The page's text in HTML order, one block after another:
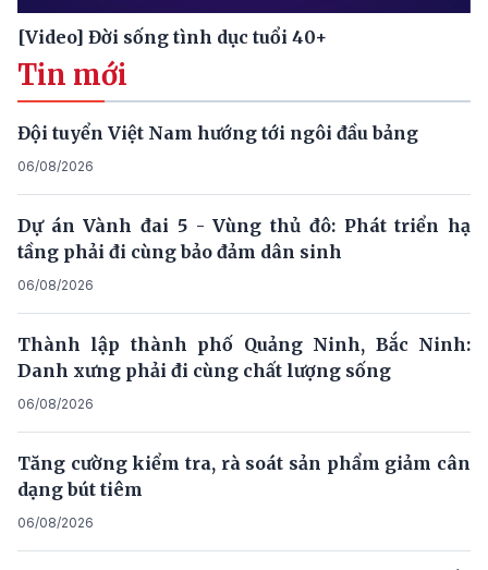
[Video] Đời sống tình dục tuổi 40+
Tin mới
Đội tuyển Việt Nam hướng tới ngôi đầu bảng
06/08/2026
Dự án Vành đai 5 - Vùng thủ đô: Phát triển hạ
tầng phải đi cùng bảo đảm dân sinh
06/08/2026
Thành lập thành phố Quảng Ninh, Bắc Ninh:
Danh xưng phải đi cùng chất lượng sống
06/08/2026
Tăng cường kiểm tra, rà soát sản phẩm giảm cân
dạng bút tiêm
06/08/2026